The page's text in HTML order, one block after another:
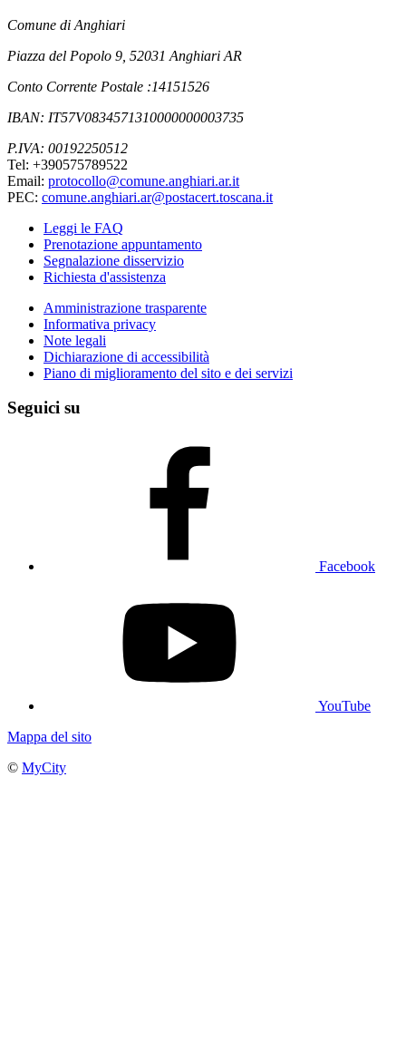
Comune di Anghiari
Piazza del Popolo 9, 52031 Anghiari AR
Conto Corrente Postale :14151526
IBAN: IT57V0834571310000000003735
P.IVA: 00192250512
Tel: +390575789522
Email: protocollo@comune.anghiari.ar.it
PEC: comune.anghiari.ar@postacert.toscana.it
Leggi le FAQ
Prenotazione appuntamento
Segnalazione disservizio
Richiesta d'assistenza
Amministrazione trasparente
Informativa privacy
Note legali
Dichiarazione di accessibilità
Piano di miglioramento del sito e dei servizi
Seguici su
Facebook
YouTube
Mappa del sito
© MyCity